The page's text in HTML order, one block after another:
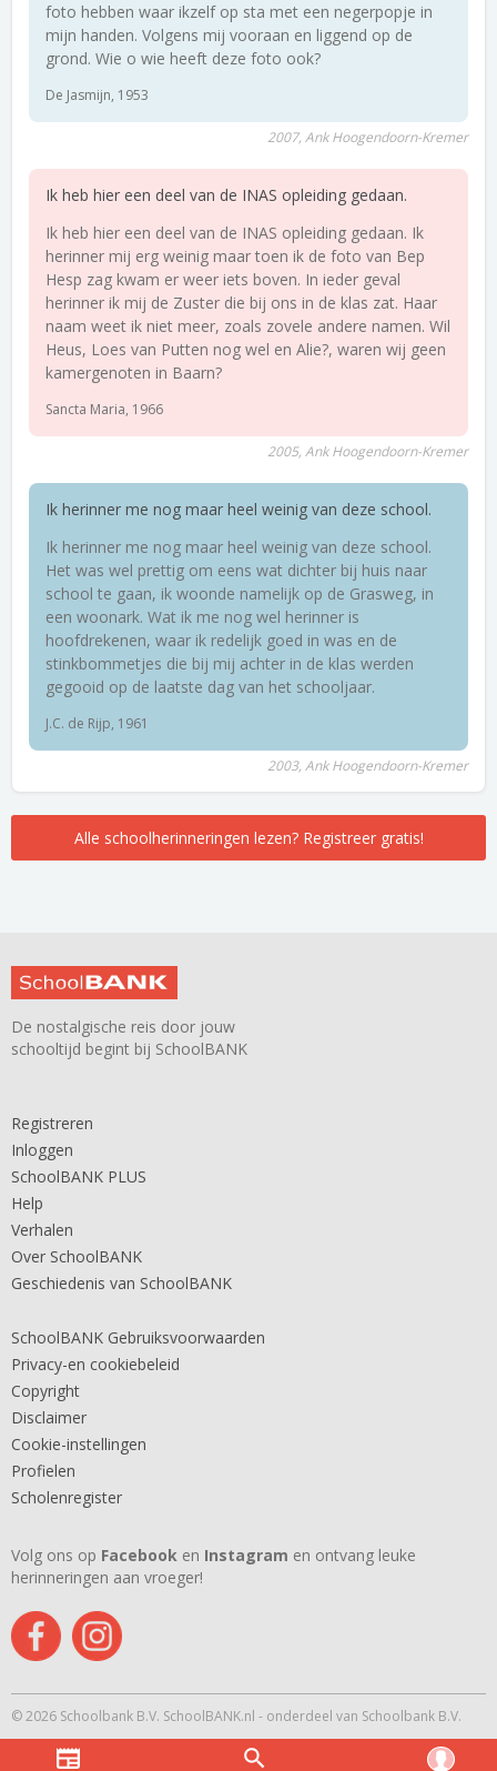
foto hebben waar ikzelf op sta met een negerpopje in
mijn handen. Volgens mij vooraan en liggend op de
grond. Wie o wie heeft deze foto ook?
De Jasmijn, 1953
2007, Ank Hoogendoorn-Kremer
Ik heb hier een deel van de INAS opleiding gedaan.
Ik heb hier een deel van de INAS opleiding gedaan. Ik
herinner mij erg weinig maar toen ik de foto van Bep
Hesp zag kwam er weer iets boven. In ieder geval
herinner ik mij de Zuster die bij ons in de klas zat. Haar
naam weet ik niet meer, zoals zovele andere namen. Wil
Heus, Loes van Putten nog wel en Alie?, waren wij geen
kamergenoten in Baarn?
Sancta Maria, 1966
2005, Ank Hoogendoorn-Kremer
Ik herinner me nog maar heel weinig van deze school.
Ik herinner me nog maar heel weinig van deze school.
Het was wel prettig om eens wat dichter bij huis naar
school te gaan, ik woonde namelijk op de Grasweg, in
een woonark. Wat ik me nog wel herinner is
hoofdrekenen, waar ik redelijk goed in was en de
stinkbommetjes die bij mij achter in de klas werden
gegooid op de laatste dag van het schooljaar.
J.C. de Rijp, 1961
2003, Ank Hoogendoorn-Kremer
Alle schoolherinneringen lezen? Registreer gratis!
De nostalgische reis door jouw
schooltijd begint bij SchoolBANK
Registreren
Inloggen
SchoolBANK PLUS
Help
Verhalen
Over SchoolBANK
Geschiedenis van SchoolBANK
SchoolBANK Gebruiksvoorwaarden
Privacy-en cookiebeleid
Copyright
Disclaimer
Cookie-instellingen
Profielen
Scholenregister
Volg ons op Facebook en Instagram en ontvang leuke
herinneringen aan vroeger!
© 2026 Schoolbank B.V. SchoolBANK.nl - onderdeel van Schoolbank B.V.